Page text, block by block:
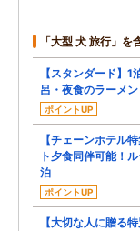
「大型 犬 旅行」を
【スタンダード】
呂・夜食のラーメ
ポイントUP
【チェーンホテル
ト夕食同伴可能！
泊
ポイントUP
【大切な人に贈る